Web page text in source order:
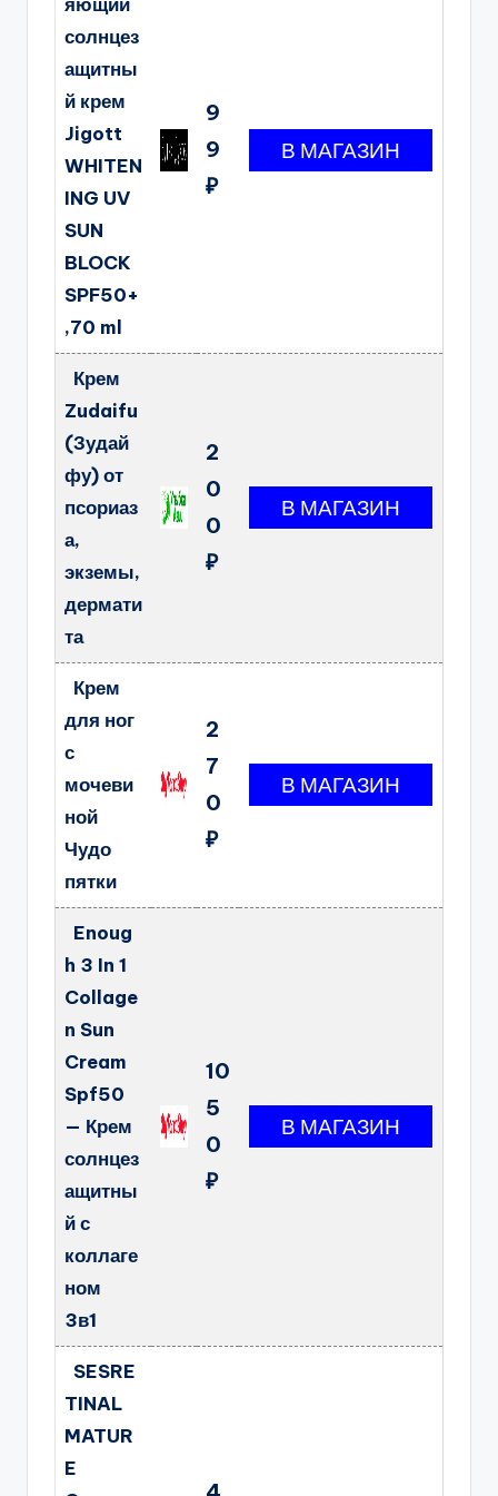
яющий
солнцез
ащитны
й крем
Jigott
WHITEN
ING UV
SUN
BLOCK
SPF50+
,70 ml
9
9
₽
Крем
Zudaifu
(Зудай
фу) от
псориаз
а,
экземы,
дермати
та
2
0
0
₽
Крем
для ног
с
мочеви
ной
Чудо
пятки
2
7
0
₽
Enoug
h 3 In 1
Collage
n Sun
Cream
Spf50
— Крем
солнцез
ащитны
й с
коллаге
ном
3в1
10
5
0
₽
SESRE
TINAL
MATUR
E